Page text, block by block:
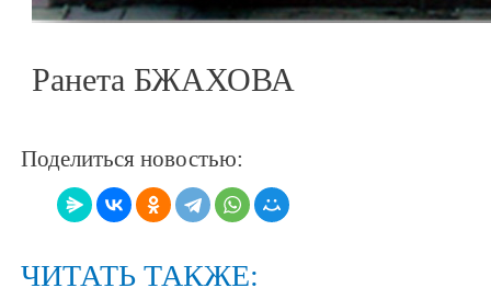
Ранета БЖАХОВА
Поделиться новостью:
ЧИТАТЬ ТАКЖЕ: